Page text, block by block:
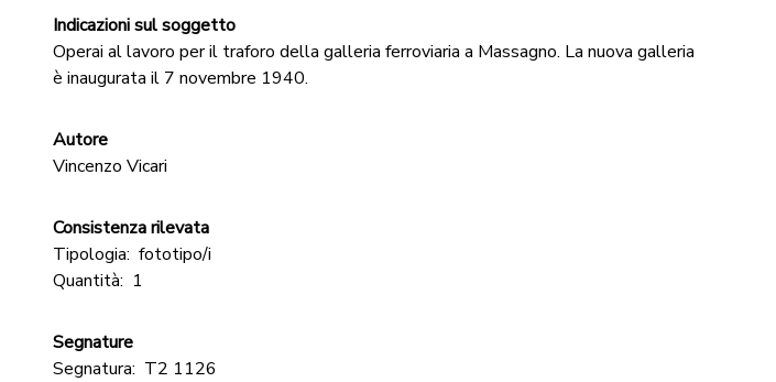
Indicazioni sul soggetto
Operai al lavoro per il traforo della galleria ferroviaria a Massagno. La nuova galleria
è inaugurata il 7 novembre 1940.
Autore
Vincenzo Vicari
Consistenza rilevata
Tipologia: fototipo/i
Quantità: 1
Segnature
Segnatura: T2 1126